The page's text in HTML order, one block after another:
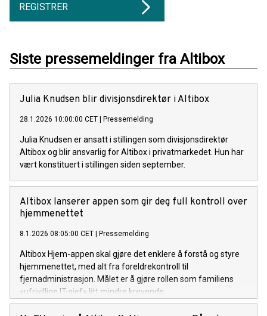
REGISTRER
Siste pressemeldinger fra Altibox
Julia Knudsen blir divisjonsdirektør i Altibox
28.1.2026 10:00:00 CET | Pressemelding
Julia Knudsen er ansatt i stillingen som divisjonsdirektør
Altibox og blir ansvarlig for Altibox i privatmarkedet. Hun har
vært konstituert i stillingen siden september.
Altibox lanserer appen som gir deg full kontroll over
hjemmenettet
8.1.2026 08:05:00 CET | Pressemelding
Altibox Hjem-appen skal gjøre det enklere å forstå og styre
hjemmenettet, med alt fra foreldrekontroll til
fjernadministrasjon. Målet er å gjøre rollen som familiens
«ufrivillige IT-sjef» litt mindre krevende.